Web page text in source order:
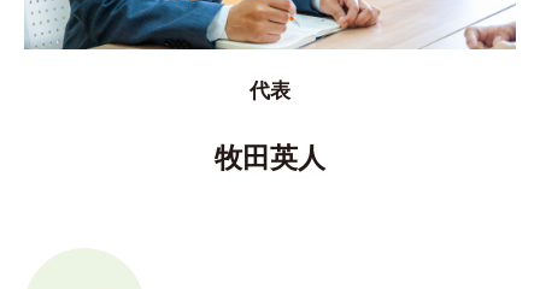
代表
牧田英人